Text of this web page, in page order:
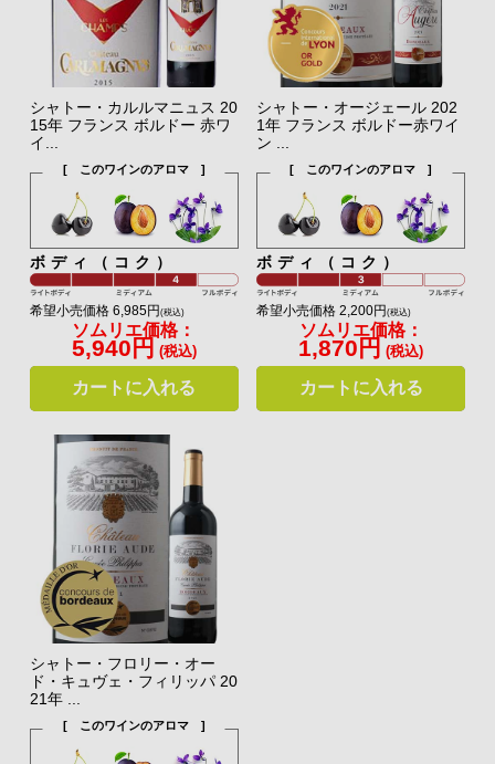
シャトー・カルルマニュス 20
15年 フランス ボルドー 赤ワ
イ...
[ このワインのアロマ ]
ボディ（コク）
希望小売価格 6,985円(税込)
ソムリエ価格：
5,940円 (税込)
カートに入れる
シャトー・オージェール 202
1年 フランス ボルドー赤ワイ
ン ...
[ このワインのアロマ ]
ボディ（コク）
希望小売価格 2,200円(税込)
ソムリエ価格：
1,870円 (税込)
カートに入れる
シャトー・フロリー・オー
ド・キュヴェ・フィリッパ 20
21年 ...
[ このワインのアロマ ]